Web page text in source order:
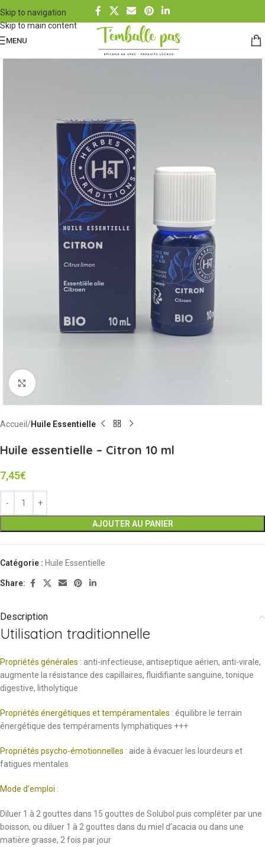
Skip to navigation
Skip to main content
MENU
Cliquez pour agrandir
Accueil Huile Essentielle
Huile essentielle – Citron 10 ml
7,45€
AJOUTER AU PANIER
Catégorie : Huile Essentielle
Share:
Description
Utilisation traditionnelle
Propriétés générales : anti-infectieuse, antiseptique aérien, anti-virale,
augmente la résistance des capillaires, fluidifiante sanguine, tonique
digestive, litholytique
Propriétés énergétiques et tempéramentales : équilibre le terrain
énergétique des tempéraments lymphatiques +++
Propriétés psycho-émotionnelles : aide à évacuer les lourdeurs et
fatigues mentales
Mode d’emploi :
Diluer 1 à 2 gouttes dans 15 gouttes de Solubol puis compléter par une
boisson, ou diluer 1 à 2 gouttes dans du miel d’acacia ou dans une
matière grasse, 2 fois par jour